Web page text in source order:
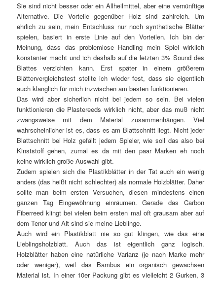
Sie sind nicht besser oder ein Allheilmittel, aber eine vernünftige
Alternative. Die Vorteile gegenüber Holz sind zahlreich. Um
ehrlich zu sein, mein Entschluss nur noch synthetische Blätter
spielen, basiert in erste Linie auf den Vorteilen. Ich bin der
Meinung, dass das problemlose Handling mein Spiel wirklich
konstanter macht und ich deshalb auf die letzten 3% Sound des
Blattes verzichten kann. Erst später in einem größerem
Blättervergleichstest stellte ich wieder fest, dass sie eigentlich
auch klanglich für mich inzwischen am besten funktionieren.
Das wird aber sicherlich nicht bei jedem so sein. Bei vielen
funktionieren die Plastereeds wirklich nicht, aber das muß nicht
zwangsweise mit dem Material zusammenhängen. Viel
wahrscheinlicher ist es, dass es am Blattschnitt liegt. Nicht jeder
Blattschnitt bei Holz gefällt jedem Spieler, wie soll das also bei
Kinststoff gehen, zumal es da mit den paar Marken eh noch
keine wirklich große Auswahl gibt.
Zudem spielen sich die Plastikblätter in der Tat auch ein wenig
anders (das heißt nicht schlechter) als normale Holzblätter. Daher
sollte man beim ersten Versuchen, diesen mindestens einen
ganzen Tag Eingewöhnung einräumen. Gerade das Carbon
Fiberreed klingt bei vielen beim ersten mal oft grausam aber auf
dem Tenor und Alt sind sie meine Lieblinge.
Auch wird ein Plastikblatt nie so gut klingen, wie das eine
Lieblingsholzblatt. Auch das ist eigentlich ganz logisch.
Holzblätter haben eine natürliche Varianz (je nach Marke mehr
oder weniger), weil das Bambus ein organisch gewachsen
Material ist. In einer 10er Packung gibt es vielleicht 2 Gurken, 3